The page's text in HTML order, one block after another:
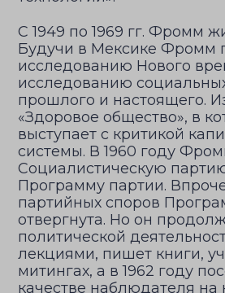
С 1949 по 1969 гг. Фромм
Будучи в Мексике Фромм
исследованию Нового
исследованию
прошлого и настоящего.
«Здоровое общество», в
выступает с критикой
системы. В 1960 году
Социалистическую
Программу партии.
партийных споров
отвергнута. Но он
политической
лекциями, пишет книги,
митингах, а в 1962 году
качестве наблюдателя